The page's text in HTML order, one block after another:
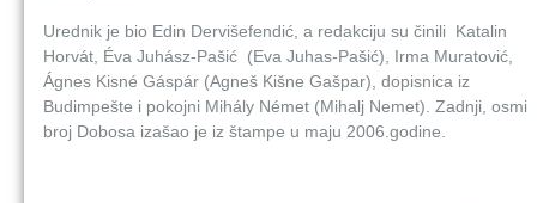
Urednik je bio Edin Dervišefendić, a redakciju su činili Katalin
Horvát, Éva Juhász-Pašić (Eva Juhas-Pašić), Irma Muratović,
Ágnes Kisné Gáspár (Agneš Kišne Gašpar), dopisnica iz
Budimpešte i pokojni Mihály Német (Mihalj Nemet). Zadnji, osmi
broj Dobosa izašao je iz štampe u maju 2006.godine.